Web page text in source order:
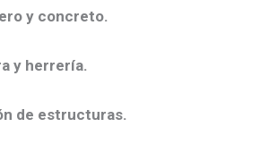
y concreto.
y herrería.
de estructuras.